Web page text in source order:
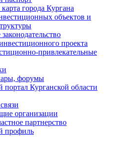
города Кургана
объектов и
проекта
привлекательные
форумы
Курганской области
организации
партнерство
профиль